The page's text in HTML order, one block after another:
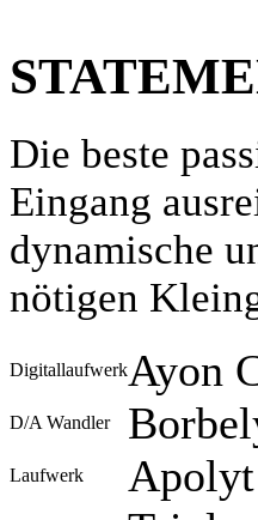
Die beste
Eingang
dynamische
nötigen
DigitallaufwerkAyon
D/A Wandler
Laufwerk Apolyt